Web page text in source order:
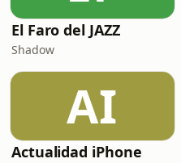
El Faro del JAZZ
Shadow
AI
Actualidad iPhone